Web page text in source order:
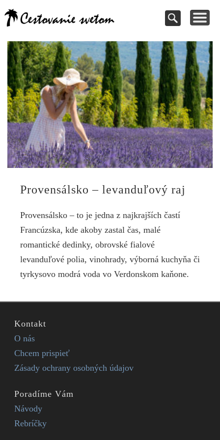
Cestovanie a
dovolenky
svetom
DOVOLENKY Cestujte s nami
VAŠE PRÍSPEVKY Inšpirujte sa
TIPY NA VÝLETY Kde vycestovať
NÁVODY Pomoc pri rezervácii
Provensálsko – levanduľový raj
Provensálsko – to je jedna z najkrajších častí
Francúzska, kde akoby zastal čas, malé
romantické dedinky, obrovské fialové
levanduľové polia, vinohrady, výborná kuchyňa či
tyrkysovo modrá voda vo Verdonskom kaňone.
Kontakt
O nás
Chcem prispieť
Zásady ochrany osobných údajov
Poradíme Vám
Návody
Rebríčky